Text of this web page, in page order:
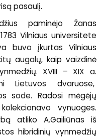
pasaulį.
paminėjo Žanas
Vilniaus universitete
buvo įkurtas Vilniaus
augalų, kaip vaizdinė
XVIII – XIX a.
Lietuvos dvaruose,
sode. Radosi mėgėjų
vynuoges.
atliko A.Gailiūnas iš
hibridinių vynmedžių